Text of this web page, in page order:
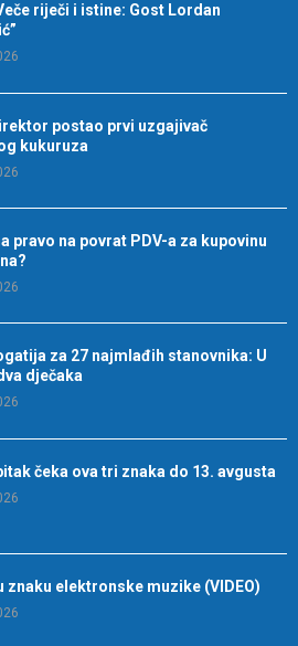
riječi i istine: Gost Lordan
postao prvi uzgajivač
kukuruza
pravo na povrat PDV-a za kupovinu
za 27 najmlađih stanovnika: U
dječaka
čeka ova tri znaka do 13. avgusta
znaku elektronske muzike (VIDEO)